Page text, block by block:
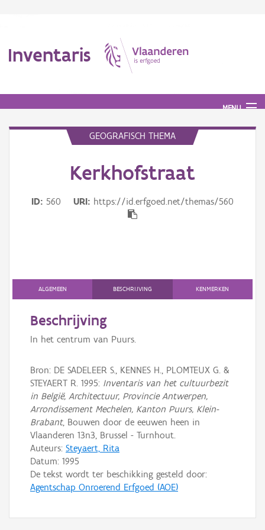
Inventaris
MENU
Persoon of collectief
Hergebruik
GEOGRAFISCH THEMA
Kerkhofstraat
ID 560 URI https://id.erfgoed.net/themas/560
ALGEMEEN BESCHRIJVING KENMERKEN
Beschrijving
In het centrum van Puurs.
Bron: DE SADELEER S., KENNES H., PLOMTEUX G. &
STEYAERT R. 1995: Inventaris van het cultuurbezit
in België, Architectuur, Provincie Antwerpen,
Arrondissement Mechelen, Kanton Puurs, Klein-
Brabant, Bouwen door de eeuwen heen in
Vlaanderen 13n3, Brussel - Turnhout.
Auteurs: Steyaert, Rita
Datum: 1995
De tekst wordt ter beschikking gesteld door:
Agentschap Onroerend Erfgoed (AOE)